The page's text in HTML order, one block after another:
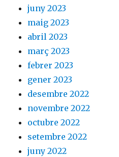
juny 2023
maig 2023
abril 2023
març 2023
febrer 2023
gener 2023
desembre 2022
novembre 2022
octubre 2022
setembre 2022
juny 2022